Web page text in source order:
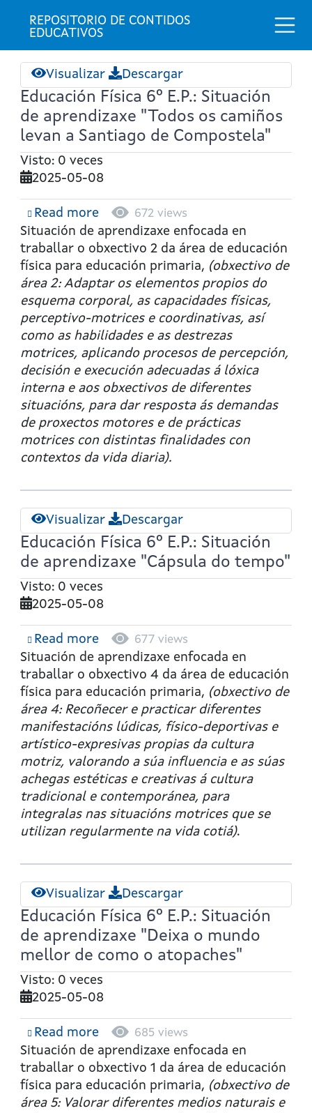
REPOSITORIO DE CONTIDOS
EDUCATIVOS
Visualizar Descargar
Educación Física 6º E.P.: Situación
de aprendizaxe "Todos os camiños
levan a Santiago de Compostela"
Visto: 0 veces
2025-05-08
Read moreabout
Educación
Física
6º
E.P.:
Situación
de
aprendizaxe
"Todos
os
camiños
levan
a
Santiago
de
672 views
Situación de aprendizaxe enfocada en
traballar o obxectivo 2 da área de educación
física para educación primaria, (obxectivo de
área 2: Adaptar os elementos propios do
esquema corporal, as capacidades físicas,
perceptivo-motrices e coordinativas, así
como as habilidades e as destrezas
motrices, aplicando procesos de percepción,
decisión e execución adecuadas á lóxica
interna e aos obxectivos de diferentes
situacións, para dar resposta ás demandas
de proxectos motores e de prácticas
motrices con distintas finalidades con
contextos da vida diaria).
Visualizar Descargar
Educación Física 6º E.P.: Situación
de aprendizaxe "Cápsula do tempo"
Visto: 0 veces
2025-05-08
Read moreabout
Educación
Física
6º
E.P.:
Situación
de
aprendizaxe
"Cápsula
do
tempo"
677 views
Situación de aprendizaxe enfocada en
traballar o obxectivo 4 da área de educación
física para educación primaria, (obxectivo de
área 4: Recoñecer e practicar diferentes
manifestacións lúdicas, físico-deportivas e
artístico-expresivas propias da cultura
motriz, valorando a súa influencia e as súas
achegas estéticas e creativas á cultura
tradicional e contemporánea, para
integralas nas situacións motrices que se
utilizan regularmente na vida cotiá).
Visualizar Descargar
Educación Física 6º E.P.: Situación
de aprendizaxe "Deixa o mundo
mellor de como o atopaches"
Visto: 0 veces
2025-05-08
Read moreabout
Educación
Física
6º
E.P.:
685 views
Situación de aprendizaxe enfocada en
traballar o obxectivo 1 da área de educación
física para educación primaria, (obxectivo de
área 5: Valorar diferentes medios naturais e